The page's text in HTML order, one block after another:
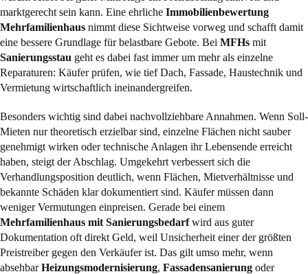
marktgerecht sein kann. Eine ehrliche Immobilienbewertung
Mehrfamilienhaus nimmt diese Sichtweise vorweg und schafft damit
eine bessere Grundlage für belastbare Gebote. Bei MFHs mit
Sanierungsstau geht es dabei fast immer um mehr als einzelne
Reparaturen: Käufer prüfen, wie tief Dach, Fassade, Haustechnik und
Vermietung wirtschaftlich ineinandergreifen.
Besonders wichtig sind dabei nachvollziehbare Annahmen. Wenn Soll-
Mieten nur theoretisch erzielbar sind, einzelne Flächen nicht sauber
genehmigt wirken oder technische Anlagen ihr Lebensende erreicht
haben, steigt der Abschlag. Umgekehrt verbessert sich die
Verhandlungsposition deutlich, wenn Flächen, Mietverhältnisse und
bekannte Schäden klar dokumentiert sind. Käufer müssen dann
weniger Vermutungen einpreisen. Gerade bei einem
Mehrfamilienhaus mit Sanierungsbedarfwird aus guter
Dokumentation oft direkt Geld, weil Unsicherheit einer der größten
Preistreiber gegen den Verkäufer ist. Das gilt umso mehr, wenn
absehbarHeizungsmodernisierung, Fassadensanierung oder